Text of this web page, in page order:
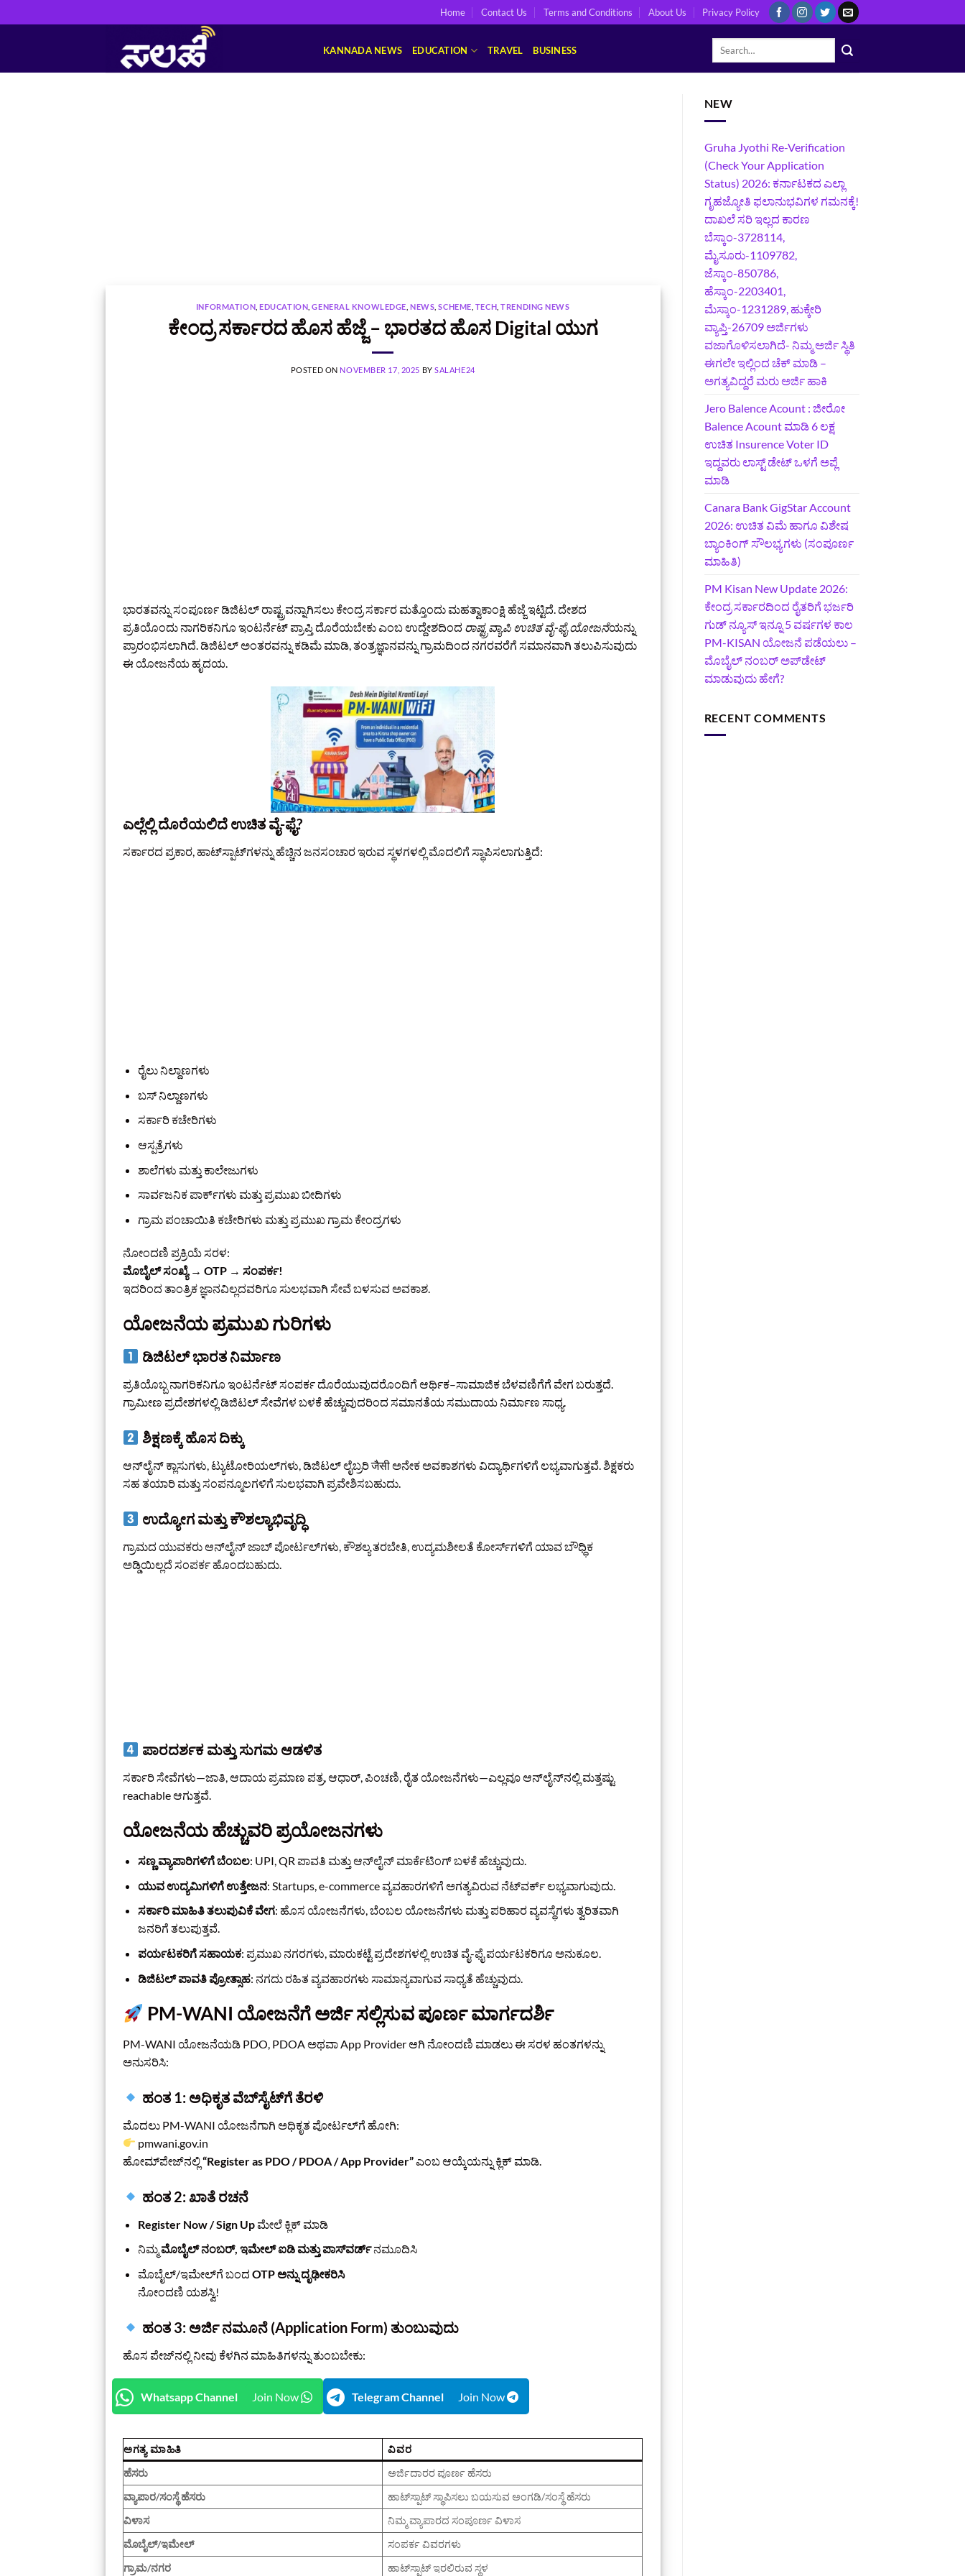
to
Home Contact Us Terms and Conditions About Us Privacy Policy
KANNADA NEWS EDUCATION TRAVEL BUSINESS
INFORMATION ,EDUCATION ,GENERAL KNOWLEDGE ,NEWS ,SCHEME TECH ,TRENDING NEWS
ಕೇಂದ್ರ ಸರ್ಕಾರದ ಹೊಸ ಹೆಜ್ಜೆ – ಭಾರತದ ಹೊಸ Digital ಯುಗ
POSTED ON NOVEMBER 17, 2025 BYSALAHE24
ಭಾರತವನ್ನು ಸಂಪೂರ್ಣ ಡಿಜಿಟಲ್‌ ರಾಷ್ಟ್ರವನ್ನಾಗಿಸಲು ಕೇಂದ್ರ ಸರ್ಕಾರ ಮತ್ತೊಂದು ಮಹತ್ವಾಕಾಂಕ್ಷಿ ಹೆಜ್ಜೆ ಇಟ್ಟಿದೆ. ದೇಶದ
ಪ್ರತಿಯೊಂದು ನಾಗರಿಕನಿಗೂ ಇಂಟರ್ನೆಟ್‌ ಪ್ರಾಪ್ತಿ ದೊರೆಯಬೇಕು ಎಂಬ ಉದ್ದೇಶದಿಂದ ರಾಷ್ಟ್ರವ್ಯಾಪಿ ಉಚಿತ ವೈ-ಫೈ ಯೋಜನೆಯನ್ನು
ಪ್ರಾರಂಭಿಸಲಾಗಿದೆ. ಡಿಜಿಟಲ್‌ ಅಂತರವನ್ನು ಕಡಿಮೆ ಮಾಡಿ, ತಂತ್ರಜ್ಞಾನವನ್ನು ಗ್ರಾಮದಿಂದ ನಗರವರೆಗೆ ಸಮಾನವಾಗಿ ತಲುಪಿಸುವುದು
ಈ ಯೋಜನೆಯ ಹೃದಯ.
ಎಲ್ಲೆಲ್ಲಿ ದೊರೆಯಲಿದೆ ಉಚಿತ ವೈ-ಫೈ?
ಸರ್ಕಾರದ ಪ್ರಕಾರ, ಹಾಟ್‌ಸ್ಪಾಟ್‌ಗಳನ್ನು ಹೆಚ್ಚಿನ ಜನಸಂಚಾರ ಇರುವ ಸ್ಥಳಗಳಲ್ಲಿ ಮೊದಲಿಗೆ ಸ್ಥಾಪಿಸಲಾಗುತ್ತಿದೆ:
ರೈಲು ನಿಲ್ದಾಣಗಳು
ಬಸ್‌ ನಿಲ್ದಾಣಗಳು
ಸರ್ಕಾರಿ ಕಚೇರಿಗಳು
ಆಸ್ಪತ್ರೆಗಳು
ಶಾಲೆಗಳು ಮತ್ತು ಕಾಲೇಜುಗಳು
ಸಾರ್ವಜನಿಕ ಪಾರ್ಕ್‌ಗಳು ಮತ್ತು ಪ್ರಮುಖ ಬೀದಿಗಳು
ಗ್ರಾಮ ಪಂಚಾಯಿತಿ ಕಚೇರಿಗಳು ಮತ್ತು ಪ್ರಮುಖ ಗ್ರಾಮ ಕೇಂದ್ರಗಳು
ನೋಂದಣಿ ಪ್ರಕ್ರಿಯೆ ಸರಳ:
ಮೊಬೈಲ್ ಸಂಖ್ಯೆ → OTP → ಸಂಪರ್ಕ!
ಇದರಿಂದ ತಾಂತ್ರಿಕ ಜ್ಞಾನವಿಲ್ಲದವರಿಗೂ ಸುಲಭವಾಗಿ ಸೇವೆ ಬಳಸುವ ಅವಕಾಶ.
ಯೋಜನೆಯ ಪ್ರಮುಖ ಗುರಿಗಳು
ಡಿಜಿಟಲ್‌ ಭಾರತ ನಿರ್ಮಾಣ
ಪ್ರತಿಯೊಬ್ಬ ನಾಗರಿಕನಿಗೂ ಇಂಟರ್ನೆಟ್‌ ಸಂಪರ್ಕ ದೊರೆಯುವುದರೊಂದಿಗೆ ಆರ್ಥಿಕ–ಸಾಮಾಜಿಕ ಬೆಳವಣಿಗೆಗೆ ವೇಗ ಬರುತ್ತದೆ.
ಗ್ರಾಮೀಣ ಪ್ರದೇಶಗಳಲ್ಲಿ ಡಿಜಿಟಲ್‌ ಸೇವೆಗಳ ಬಳಕೆ ಹೆಚ್ಚುವುದರಿಂದ ಸಮಾನತೆಯ ಸಮುದಾಯ ನಿರ್ಮಾಣ ಸಾಧ್ಯ.
ಶಿಕ್ಷಣಕ್ಕೆ ಹೊಸ ದಿಕ್ಕು
ಆನ್‌ಲೈನ್‌ ಕ್ಲಾಸುಗಳು, ಟ್ಯುಟೋರಿಯಲ್‌ಗಳು, ಡಿಜಿಟಲ್‌ ಲೈಬ್ರರಿ जैसी ಅನೇಕ ಅವಕಾಶಗಳು ವಿದ್ಯಾರ್ಥಿಗಳಿಗೆ ಲಭ್ಯವಾಗುತ್ತವೆ. ಶಿಕ್ಷಕರು
ಸಹ ತಯಾರಿ ಮತ್ತು ಸಂಪನ್ಮೂಲಗಳಿಗೆ ಸುಲಭವಾಗಿ ಪ್ರವೇಶಿಸಬಹುದು.
ಉದ್ಯೋಗ ಮತ್ತು ಕೌಶಲ್ಯಾಭಿವೃದ್ಧಿ
ಗ್ರಾಮದ ಯುವಕರು ಆನ್‌ಲೈನ್‌ ಜಾಬ್ ಪೋರ್ಟಲ್‌ಗಳು, ಕೌಶಲ್ಯ ತರಬೇತಿ, ಉದ್ಯಮಶೀಲತೆ ಕೋರ್ಸ್‌ಗಳಿಗೆ ಯಾವ ಬೌಧ್ಧಿಕ
ಅಡ್ಡಿಯಿಲ್ಲದೆ ಸಂಪರ್ಕ ಹೊಂದಬಹುದು.
ಪಾರದರ್ಶಕ ಮತ್ತು ಸುಗಮ ಆಡಳಿತ
ಸರ್ಕಾರಿ ಸೇವೆಗಳು—ಜಾತಿ, ಆದಾಯ ಪ್ರಮಾಣ ಪತ್ರ, ಆಧಾರ್, ಪಿಂಚಣಿ, ರೈತ ಯೋಜನೆಗಳು—ಎಲ್ಲವೂ ಆನ್‌ಲೈನ್‌ನಲ್ಲಿ ಮತ್ತಷ್ಟು
reachable ಆಗುತ್ತವೆ.
ಯೋಜನೆಯ ಹೆಚ್ಚುವರಿ ಪ್ರಯೋಜನಗಳು
ಸಣ್ಣ ವ್ಯಾಪಾರಿಗಳಿಗೆ ಬೆಂಬಲ: UPI, QR ಪಾವತಿ ಮತ್ತು ಆನ್‌ಲೈನ್‌ ಮಾರ್ಕೆಟಿಂಗ್ ಬಳಕೆ ಹೆಚ್ಚುವುದು.
ಯುವ ಉದ್ಯಮಿಗಳಿಗೆ ಉತ್ತೇಜನ: Startups, e-commerce ವ್ಯವಹಾರಗಳಿಗೆ ಅಗತ್ಯವಿರುವ ನೆಟ್‌ವರ್ಕ್‌ ಲಭ್ಯವಾಗುವುದು.
ಸರ್ಕಾರಿ ಮಾಹಿತಿ ತಲುಪುವಿಕೆ ವೇಗ: ಹೊಸ ಯೋಜನೆಗಳು, ಬೆಂಬಲ ಯೋಜನೆಗಳು ಮತ್ತು ಪರಿಹಾರ ವ್ಯವಸ್ಥೆಗಳು ತ್ವರಿತವಾಗಿ
ಜನರಿಗೆ ತಲುಪುತ್ತವೆ.
ಪರ್ಯಟಕರಿಗೆ ಸಹಾಯಕ: ಪ್ರಮುಖ ನಗರಗಳು, ಮಾರುಕಟ್ಟೆ ಪ್ರದೇಶಗಳಲ್ಲಿ ಉಚಿತ ವೈ-ಫೈ ಪರ್ಯಟಕರಿಗೂ ಅನುಕೂಲ.
ಡಿಜಿಟಲ್‌ ಪಾವತಿ ಪ್ರೋತ್ಸಾಹ: ನಗದು ರಹಿತ ವ್ಯವಹಾರಗಳು ಸಾಮಾನ್ಯವಾಗುವ ಸಾಧ್ಯತೆ ಹೆಚ್ಚುವುದು.
PM-WANI ಯೋಜನೆಗೆ ಅರ್ಜಿ ಸಲ್ಲಿಸುವ ಪೂರ್ಣ ಮಾರ್ಗದರ್ಶಿ
PM-WANI ಯೋಜನೆಯಡಿ PDO, PDOA ಅಥವಾ App Provider ಆಗಿ ನೋಂದಣಿ ಮಾಡಲು ಈ ಸರಳ ಹಂತಗಳನ್ನು
ಅನುಸರಿಸಿ:
ಹಂತ 1: ಅಧಿಕೃತ ವೆಬ್‌ಸೈಟ್‌ಗೆ ತೆರಳಿ
ಮೊದಲು PM-WANI ಯೋಜನೆಗಾಗಿ ಅಧಿಕೃತ ಪೋರ್ಟಲ್‌ಗೆ ಹೋಗಿ:
pmwani.gov.in
ಹೋಮ್‌ಪೇಜ್‌ನಲ್ಲಿ“Register as PDO / PDOA / App Provider”ಎಂಬ ಆಯ್ಕೆಯನ್ನು ಕ್ಲಿಕ್ ಮಾಡಿ.
ಹಂತ 2: ಖಾತೆ ರಚನೆ
Register Now / Sign Upಮೇಲೆ ಕ್ಲಿಕ್ ಮಾಡಿ
ನಿಮ್ಮಮೊಬೈಲ್ ನಂಬರ್, ಇಮೇಲ್ ಐಡಿ ಮತ್ತು ಪಾಸ್‌ವರ್ಡ್ನಮೂದಿಸಿ
ಮೊಬೈಲ್/ಇಮೇಲ್‌ಗೆ ಬಂದ OTP ಅನ್ನು ದೃಢೀಕರಿಸಿ
ನೋಂದಣಿ ಯಶಸ್ವಿ!
ಹಂತ 3: ಅರ್ಜಿ ನಮೂನೆ (Application Form) ತುಂಬುವುದು
ಹೊಸ ಪೇಜ್‌ನಲ್ಲಿ ನೀವು ಕೆಳಗಿನ ಮಾಹಿತಿಗಳನ್ನು ತುಂಬಬೇಕು:
Whatsapp Channel Join Now Telegram Channel Join Now
ಅಗತ್ಯ ಮಾಹಿತಿ
ವಿವರ
ಹೆಸರು
ಅರ್ಜಿದಾರರ ಪೂರ್ಣ ಹೆಸರು
ವ್ಯಾಪಾರ/ಸಂಸ್ಥೆ ಹೆಸರು
ಹಾಟ್‌ಸ್ಪಾಟ್ ಸ್ಥಾಪಿಸಲು ಬಯಸುವ ಅಂಗಡಿ/ಸಂಸ್ಥೆ ಹೆಸರು
ವಿಳಾಸ
ನಿಮ್ಮ ವ್ಯಾಪಾರದ ಸಂಪೂರ್ಣ ವಿಳಾಸ
ಮೊಬೈಲ್/ಇಮೇಲ್
ಸಂಪರ್ಕ ವಿವರಗಳು
ಗ್ರಾಮ/ನಗರ
ಹಾಟ್‌ಸ್ಪಾಟ್ ಇರಲಿರುವ ಸ್ಥಳ
NEW
Gruha Jyothi Re-Verification
(Check Your Application
Status) 2026: ಕರ್ನಾಟಕದ ಎಲ್ಲಾ
ಗೃಹಜ್ಯೋತಿ ಫಲಾನುಭವಿಗಳ ಗಮನಕ್ಕೆ!
ದಾಖಲೆ ಸರಿ ಇಲ್ಲದ ಕಾರಣ
ಬೆಸ್ಕಾಂ-3728114,
ಮೈಸೂರು-1109782,
ಜೆಸ್ಕಾಂ-850786,
ಹೆಸ್ಕಾಂ-2203401,
ಮೆಸ್ಕಾಂ-1231289, ಹುಕ್ಕೇರಿ
ವ್ಯಾಪ್ತಿ-26709 ಅರ್ಜಿಗಳು
ವಜಾಗೊಳಿಸಲಾಗಿದೆ- ನಿಮ್ಮ ಅರ್ಜಿ ಸ್ಥಿತಿ
ಈಗಲೇ ಇಲ್ಲಿಂದ ಚೆಕ್ ಮಾಡಿ –
ಅಗತ್ಯವಿದ್ದರೆ ಮರು ಅರ್ಜಿ ಹಾಕಿ
Jero Balence Acount : ಜೀರೋ
Balence Acount ಮಾಡಿ 6 ಲಕ್ಷ
ಉಚಿತ Insurence Voter ID
ಇದ್ದವರು ಲಾಸ್ಟ್‌ ಡೇಟ್‌ ಒಳಗೆ ಅಪ್ಲೆ
ಮಾಡಿ
Canara Bank GigStar Account
2026: ಉಚಿತ ವಿಮೆ ಹಾಗೂ ವಿಶೇಷ
ಬ್ಯಾಂಕಿಂಗ್ ಸೌಲಭ್ಯಗಳು (ಸಂಪೂರ್ಣ
ಮಾಹಿತಿ)
PM Kisan New Update 2026:
ಕೇಂದ್ರ ಸರ್ಕಾರದಿಂದ ರೈತರಿಗೆ ಭರ್ಜರಿ
ಗುಡ್‌ ನ್ಯೂಸ್ ಇನ್ನೂ 5 ವರ್ಷಗಳ ಕಾಲ
PM-KISAN ಯೋಜನೆ ಪಡೆಯಲು –
ಮೊಬೈಲ್ ನಂಬರ್ ಅಪ್‌ಡೇಟ್
ಮಾಡುವುದು ಹೇಗೆ?
RECENT COMMENTS